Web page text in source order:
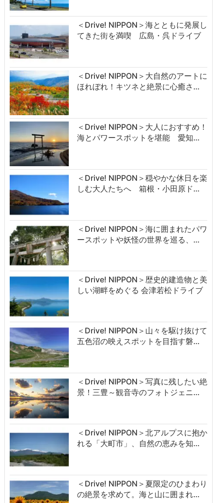
＜Drive! NIPPON＞海とともに発展し
てきた街を満喫 広島・呉ドライブ
＜Drive! NIPPON＞大自然のアートに
ほれぼれ！キツネと絶景に心癒さ…
＜Drive! NIPPON＞大人におすすめ！
海とパワースポットを堪能 愛知…
＜Drive! NIPPON＞穏やかな休日を楽
しむ大人たちへ 箱根・小田原ド…
＜Drive! NIPPON＞海に囲まれたパワ
ースポットや妖怪の世界を巡る、…
＜Drive! NIPPON＞歴史的建造物と美
しい湖畔をめぐる 会津若松ドライブ
＜Drive! NIPPON＞山々を駆け抜けて
五色沼の映えスポットを目指す磐…
＜Drive! NIPPON＞写真に残したい絶
景！三豊～観音寺のフォトジェニ…
＜Drive! NIPPON＞北アルプスに抱か
れる「大町市」、自然の恵みを知…
＜Drive! NIPPON＞夏限定のひまわり
の絶景を求めて。海と山に囲まれ…